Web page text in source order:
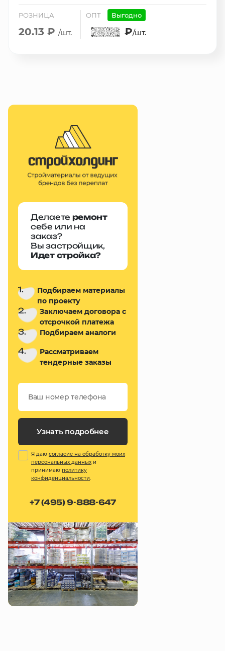
РОЗНИЦА
20.13 ₽ /шт.
ОПТ Выгодно
₽/шт.
Делаете ремонт
себе или на
заказ?
Вы застройщик,
Идет стройка?
1.
Подбираем материалы
по проекту
2.
Заключаем договора с
отсрочкой платежа
3. Подбираем аналоги
4.
Рассматриваем
тендерные заказы
Узнать подробнее
Я даю согласие на обработку моих
персональных данных и
принимаю политику
конфиденциальности.
+7 (495) 9-888-647